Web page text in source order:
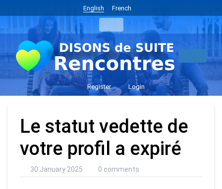
English French
Register Login
Le statut vedette de
votre profil a expiré
30 January 2025 0 comments